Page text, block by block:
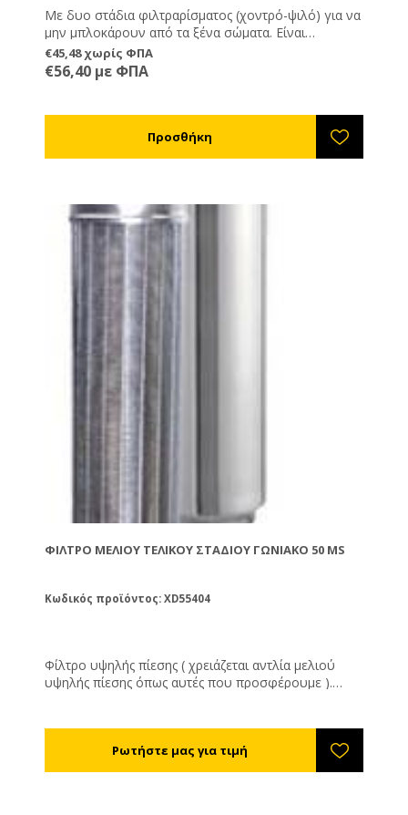
Με δυο στάδια φιλτραρίσματος (χοντρό-ψιλό) για να
μην μπλοκάρουν από τα ξένα σώματα. Είναι
εξοπλισμένα με μεταβλητούς βραχίονες στήριξης για
να ταιριάζουν πάνω στα δοχεία μελιού.
€45,48 χωρίς ΦΠΑ
€56,40 με ΦΠΑ
ΦΊΛΤΡΟ ΜΕΛΙΟΎ ΤΕΛΙΚΟΎ ΣΤΑΔΊΟΥ ΓΩΝΙΑΚΌ 50 MS
Κωδικός προϊόντος: XD55404
Φίλτρο υψηλής πίεσης ( χρειάζεται αντλία μελιού
υψηλής πίεσης όπως αυτές που προσφέρουμε ).
κουβούκλιο. Το αφαιρούμενο φίλτρο. Την τάπα
ασφάλισης με το περικόχλιό της. Το μέλι μπαίνει